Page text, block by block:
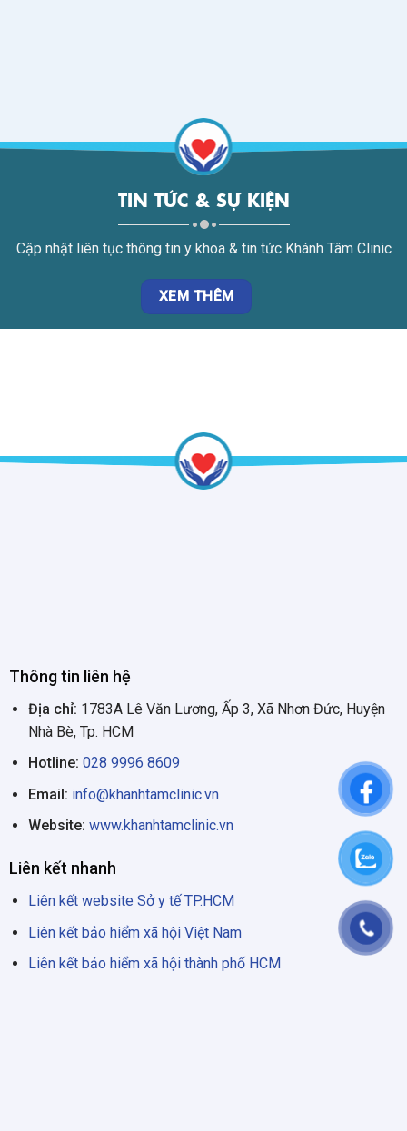
TIN TỨC & SỰ KIỆN
Cập nhật liên tục thông tin y khoa & tin tức Khánh Tâm Clinic
XEM THÊM
Thông tin liên hệ
Địa chỉ: 1783A Lê Văn Lương, Ấp 3, Xã Nhơn Đức, Huyện
Nhà Bè, Tp. HCM
Hotline: 028 9996 8609
Email: info@khanhtamclinic.vn
Website: www.khanhtamclinic.vn
Liên kết nhanh
Liên kết website Sở y tế TP.HCM
Liên kết bảo hiểm xã hội Việt Nam
Liên kết bảo hiểm xã hội thành phố HCM